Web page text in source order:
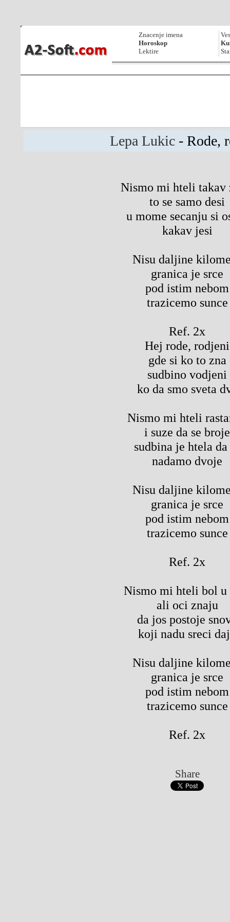
Znacenje imena
Horoskop
Lektire
Lepa Lukic- Rode,
Nismo mi hteli takav
to se samo desi
u mome secanju si
kakav jesi
Nisu daljine
granica je srce
pod istim nebom
trazicemo sunce
Ref. 2x
Hej rode, rodjeni
gde si ko to zna
sudbino vodjeni
ko da smo sveta
Nismo mi hteli
i suze da se broje
sudbina je htela da
nadamo dvoje
Nisu daljine
granica je srce
pod istim nebom
trazicemo sunce
Ref. 2x
Nismo mi hteli bol u
ali oci znaju
da jos postoje
koji nadu sreci
Nisu daljine
granica je srce
pod istim nebom
trazicemo sunce
Ref. 2x
Share